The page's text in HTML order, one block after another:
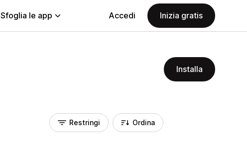
Sfoglia le app Accedi Inizia gratis
Installa
Restringi Ordina